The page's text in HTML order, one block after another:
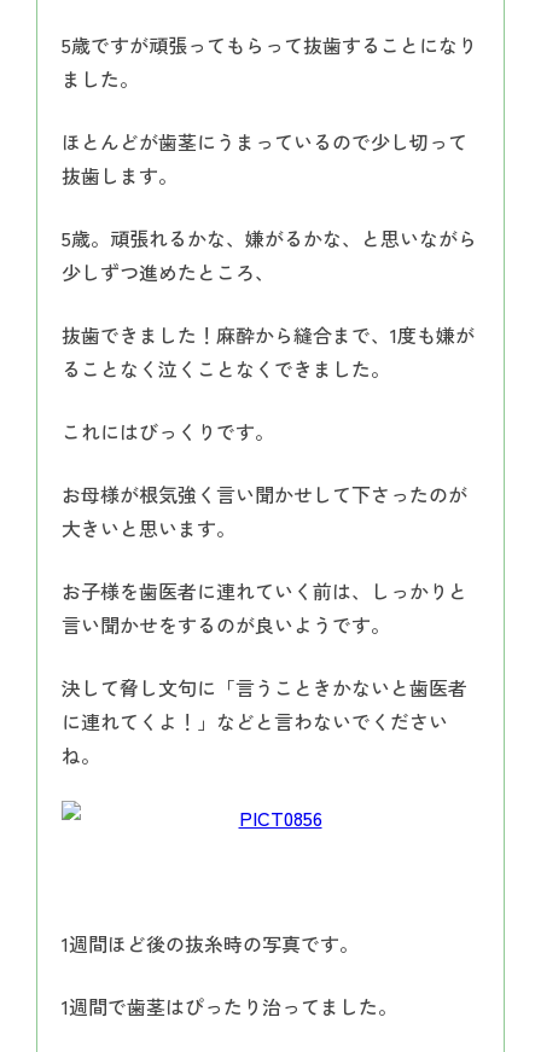
5歳ですが頑張ってもらって抜歯することになり
ました。
ほとんどが歯茎にうまっているので少し切って
抜歯します。
5歳。頑張れるかな、嫌がるかな、と思いながら
少しずつ進めたところ、
抜歯できました！麻酔から縫合まで、1度も嫌が
ることなく泣くことなくできました。
これにはびっくりです。
お母様が根気強く言い聞かせして下さったのが
大きいと思います。
お子様を歯医者に連れていく前は、しっかりと
言い聞かせをするのが良いようです。
決して脅し文句に「言うこときかないと歯医者
に連れてくよ！」などと言わないでください
ね。
1週間ほど後の抜糸時の写真です。
1週間で歯茎はぴったり治ってました。